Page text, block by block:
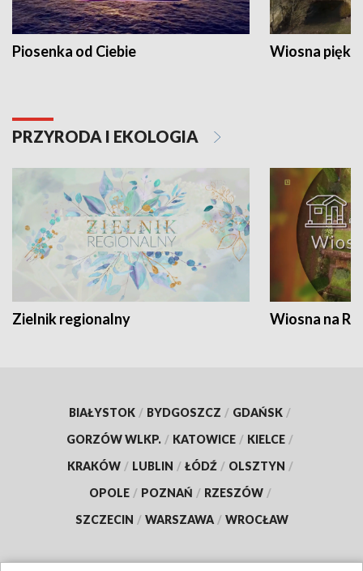
Piosenka od Ciebie Wiosna
PRZYRODA I EKOLOGIA
Zielnik regionalny Wiosna na
BIAŁYSTOK / BYDGOSZCZ / GDAŃSK /
GORZÓW WLKP. / KATOWICE / KIELCE /
KRAKÓW / LUBLIN / ŁÓDŹ / OLSZTYN /
OPOLE / POZNAŃ / RZESZÓW /
SZCZECIN / WARSZAWA / WROCŁAW